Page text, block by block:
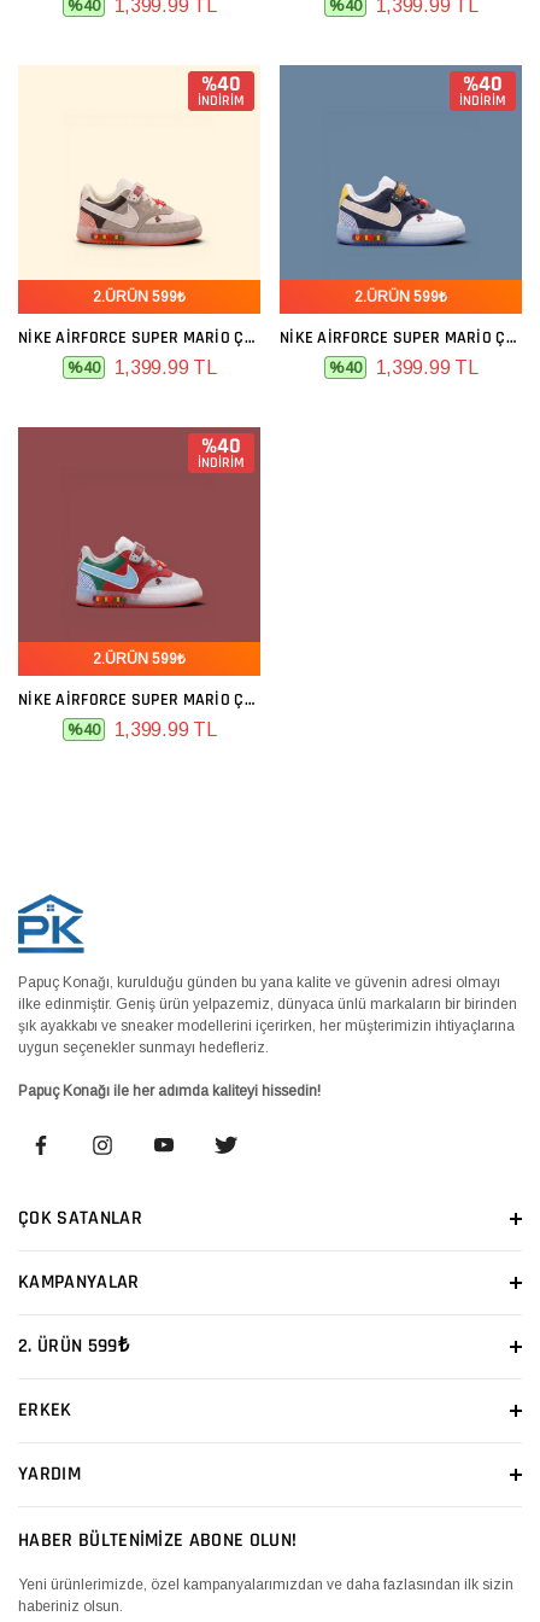
%40 1,399.99 TL %40 1,399.99 TL
%40
İNDİRİM
2.ÜRÜN 599₺
NIKE AIRFORCE SUPER MARIO ÇOCUK BEJ KREM
%40 1,399.99 TL
%40
İNDİRİM
2.ÜRÜN 599₺
NIKE AIRFORCE SUPER MARIO ÇOCUK BEYAZ LACIVERT BEJ
%40 1,399.99 TL
%40
İNDİRİM
2.ÜRÜN 599₺
NIKE AIRFORCE SUPER MARIO ÇOCUK GRI KIRMIZI YEŞIL
%40 1,399.99 TL
Papuç Konağı, kurulduğu günden bu yana kalite ve güvenin adresi olmayı
ilke edinmiştir. Geniş ürün yelpazemiz, dünyaca ünlü markaların bir birinden
şık ayakkabı ve sneaker modellerini içerirken, her müşterimizin ihtiyaçlarına
uygun seçenekler sunmayı hedefleriz.
Papuç Konağı ile her adımda kaliteyi hissedin!
ÇOK SATANLAR
KAMPANYALAR
2. ÜRÜN 599₺
ERKEK
YARDIM
HABER BÜLTENİMİZE ABONE OLUN!
Yeni ürünlerimizde, özel kampanyalarımızdan ve daha fazlasından ilk sizin
haberiniz olsun.